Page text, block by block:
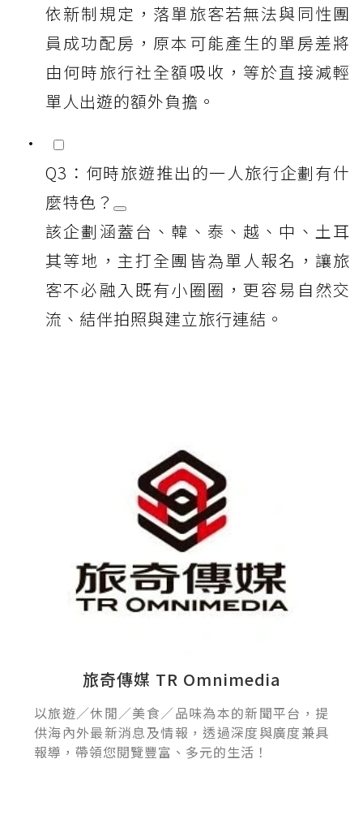
依新制規定，落單旅客若無法與同性團
員成功配房，原本可能產生的單房差將
由何時旅行社全額吸收，等於直接減輕
單人出遊的額外負擔。
Q3：何時旅遊推出的一人旅行企劃有什
麼特色？
該企劃涵蓋台、韓、泰、越、中、土耳
其等地，主打全團皆為單人報名，讓旅
客不必融入既有小圈圈，更容易自然交
流、結伴拍照與建立旅行連結。
旅奇傳媒 TR Omnimedia
以旅遊／休閒／美食／品味為本的新聞平台，提
供海內外最新消息及情報，透過深度與廣度兼具
報導，帶領您閱覽豐富、多元的生活！